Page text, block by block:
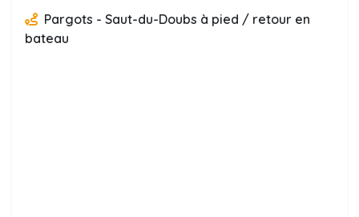
Pargots - Saut-du-Doubs à pied / retour en
bateau